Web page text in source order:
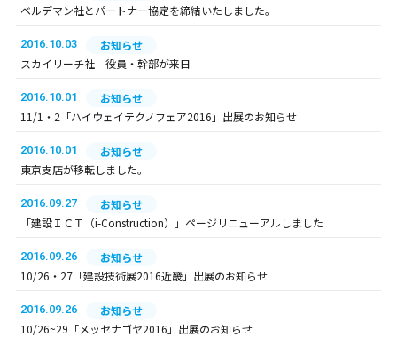
ベルデマン社とパートナー協定を締結いたしました。
2016.10.03
お知らせ
スカイリーチ社 役員・幹部が来日
2016.10.01
お知らせ
11/1・2「ハイウェイテクノフェア2016」出展のお知らせ
2016.10.01
お知らせ
東京支店が移転しました。
2016.09.27
お知らせ
「建設ＩＣＴ（i-Construction）」ページリニューアルしました
2016.09.26
お知らせ
10/26・27「建設技術展2016近畿」出展のお知らせ
2016.09.26
お知らせ
10/26~29「メッセナゴヤ2016」出展のお知らせ